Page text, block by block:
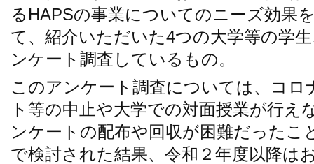
るHAPSの事業についてのニーズ効果
て、紹介いただいた4つの大学等の学
ンケート調査しているもの。
このアンケート調査については、コ
ト等の中止や大学での対面授業が行え
ンケートの配布や回収が困難だったこ
で検討された結果、令和２年度以降は